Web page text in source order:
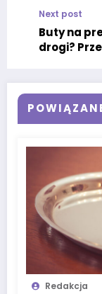
Next post
Buty na
drogi?
Redakcja